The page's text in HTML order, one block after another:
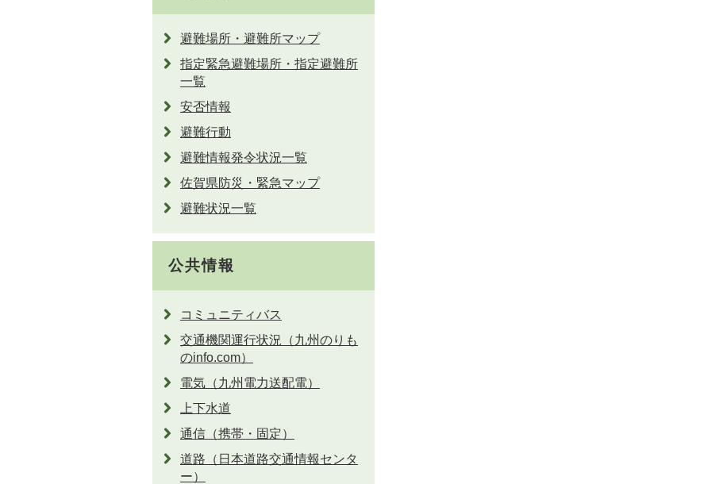
避難場所・避難所マップ
指定緊急避難場所・指定避難所
一覧
安否情報
避難行動
避難情報発令状況一覧
佐賀県防災・緊急マップ
避難状況一覧
公共情報
コミュニティバス
交通機関運行状況（九州のりも
のinfo.com）
電気（九州電力送配電）
上下水道
通信（携帯・固定）
道路（日本道路交通情報センタ
ー）